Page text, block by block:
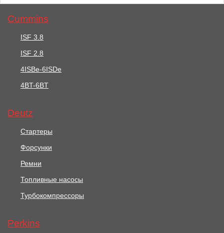
38765 руб.
Стартер /
Cummins
ISF 3.8
ISF 2.8
4ISBe-6ISDe
4BT-6BT
Deutz
Стартеры
Форсунки
Ремни
Топливные насосы
Турбокомпрессоры
Perkins